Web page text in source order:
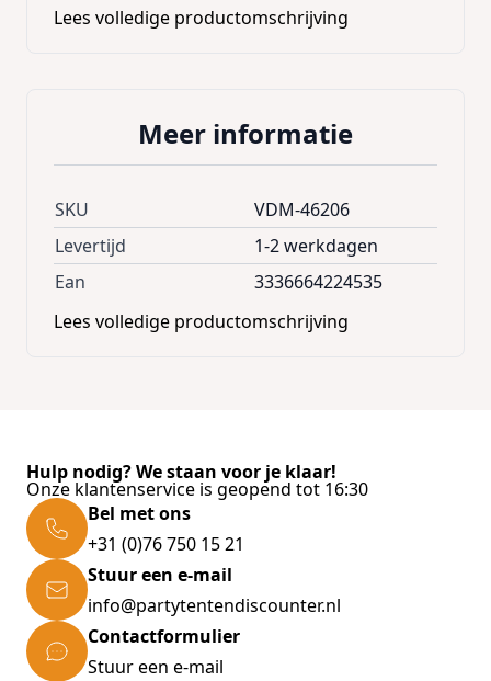
bevat jodium.
Middelgrote hond:
2-3 lepeltjes
Samenstelling:
Bruinwieren
Analytische bestanddelen:
Lees volledige productomschrijving
Meer informatie
SKU
VDM-46206
Levertijd
1-2 werkdagen
Ean
3336664224535
Lees volledige productomschrijving
Hulp nodig? We staan voor je klaar!
Onze klantenservice is geopend tot 16:30
Bel met ons
+31 (0)76 750 15 21
Stuur een e-mail
info@partytentendiscounter.nl
Contactformulier
Stuur een e-mail